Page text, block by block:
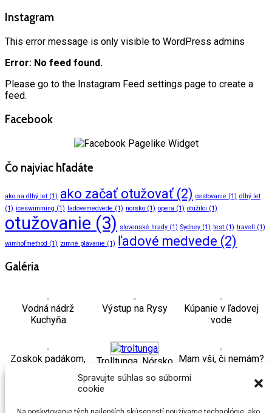
Spravujte súhlas so súbormi
cookie
Instagram
This error message is only visible to WordPress admins
Error: No feed found.
Please go to the Instagram Feed settings page to create a
feed.
Facebook
Čo najviac hľadáte
ako na dlhý let (1) ako začať otužovať (2) cestovanie (1) dlhý let
(1) iceswimming (1) ladovemedvede (1) norsko (1) opera (1) otužilci (1)
otužovanie (3) slovenské hrady (1) Sydney (1) test (1) travell (1)
wimhofmethod (1) zimné plávanie (1) ľadové medvede (2)
Galéria
Vodná nádrž
Kuchyňa
Výstup na Rysy
Kúpanie v ľadovej
vode
Zoskok padákom,
Trolltunga, Nórsko Mam vši, či nemám?
Peru, Macu Pichcu Maui, Hawaii